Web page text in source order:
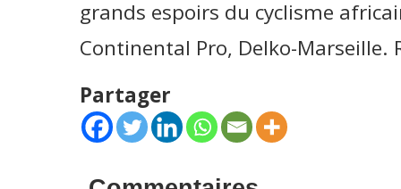
grands espoirs du cyclisme
Continental Pro, Delko-Marseille.
Partager